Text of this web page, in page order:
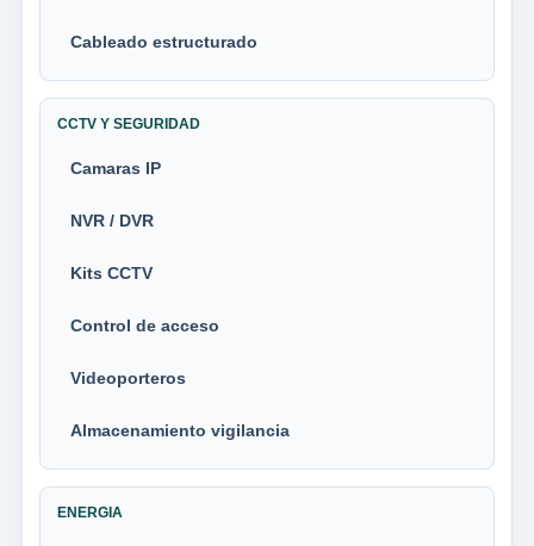
Cableado estructurado
CCTV Y SEGURIDAD
Camaras IP
NVR / DVR
Kits CCTV
Control de acceso
Videoporteros
Almacenamiento vigilancia
ENERGIA